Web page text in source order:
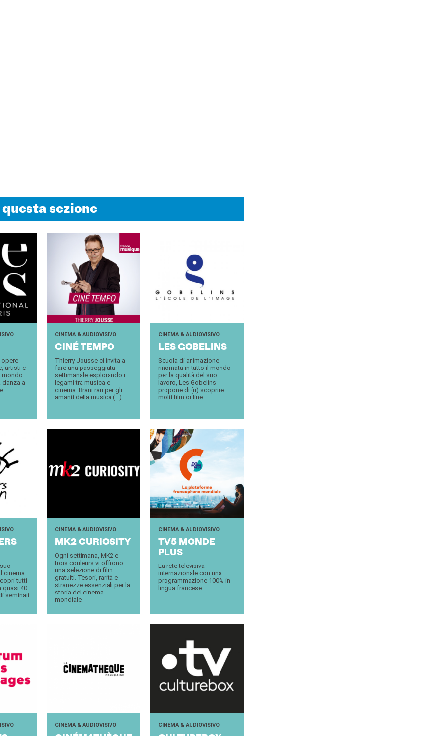
questa sezione
opere
artisti e
mondo
danza a
CINEMA & AUDIOVISIVO
CINÉ TEMPO
Thierry Jousse ci invita a
fare una passeggiata
settimanale esplorando i
legami tra musica e
cinema. Brani rari per gli
amanti della musica (...)
CINEMA & AUDIOVISIVO
LES GO­BE­LINS
Scuola di animazione
rinomata in tutto il mondo
per la qualità del suo
lavoro, Les Gobelins
propone di (ri) scoprire
molti film online
cinema
tutti
quasi 40
seminari
CINEMA & AUDIOVISIVO
MK2 CU­RIO­SI­TY
Ogni settimana, MK2 e
trois couleurs vi offrono
una selezione di film
gratuiti. Tesori, rarità e
stranezze essenziali per la
storia del cinema
mondiale.
CINEMA & AUDIOVISIVO
TV5 MONDE
PLUS
La rete televisiva
internazionale con una
programmazione 100% in
lingua francese
CINEMA & AUDIOVISIVO CINEMA & AUDIOVISIVO